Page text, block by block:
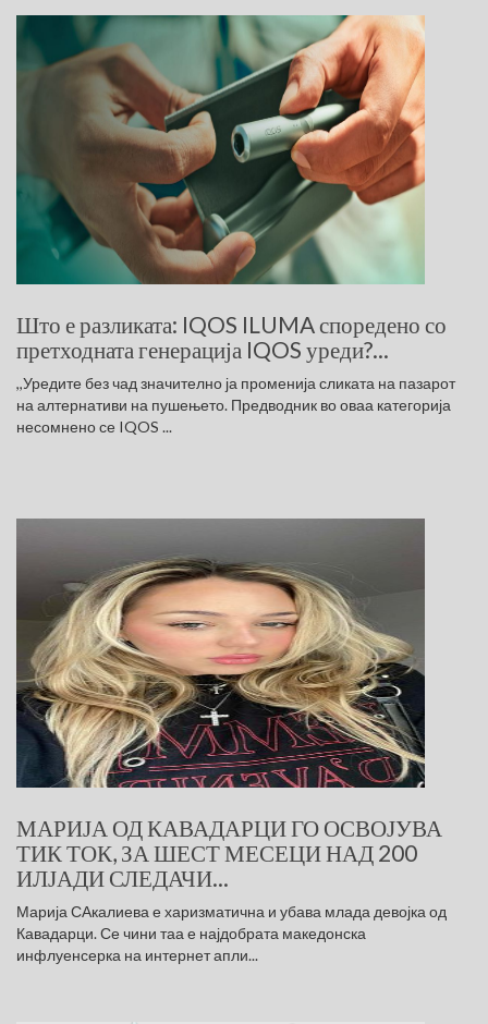
Што е разликата: IQOS ILUMA споредено со
претходната генерација IQOS уреди?...
,,Уредите без чад значително ја променија сликата на пазарот
на алтернативи на пушењето. Предводник во оваа категорија
несомнено се IQOS ...
МАРИЈА ОД КАВАДАРЦИ ГО ОСВОЈУВА
ТИК ТОК, ЗА ШЕСТ МЕСЕЦИ НАД 200
ИЛЈАДИ СЛЕДАЧИ...
Марија САкалиева е харизматична и убава млада девојка од
Кавадарци. Се чини таа е најдобрата македонска
инфлуенсерка на интернет апли...